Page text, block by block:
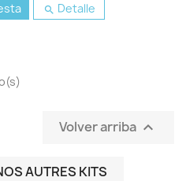
 Detalle
Volver arriba 
AUTRES KITS